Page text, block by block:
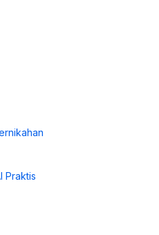
Praktis